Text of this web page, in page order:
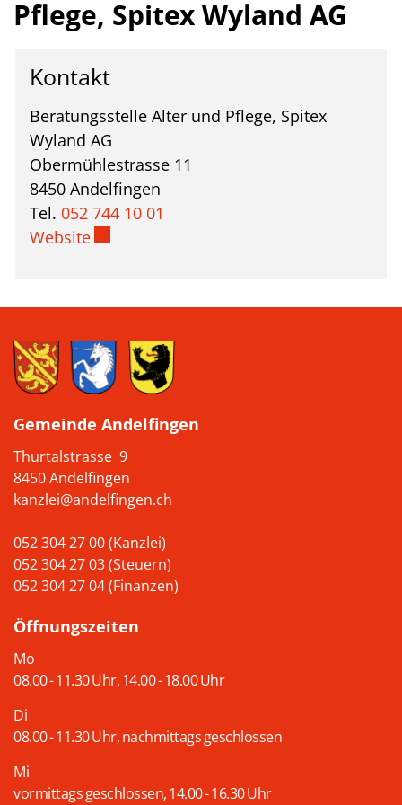
Pflege, Spitex Wyland AG
Kontakt
Beratungsstelle Alter und Pflege, Spitex
Wyland AG
Obermühlestrasse 11
8450 Andelfingen
Tel. 052 744 10 01
WebsiteExterner Link wird in einem neuen
Gemeinde Andelfingen
Thurtalstrasse 9
8450 Andelfingen
kanzlei@andelfingen.ch
052 304 27 00 (Kanzlei)
052 304 27 03 (Steuern)
052 304 27 04 (Finanzen)
Öffnungszeiten
Mo
08.00 - 11.30 Uhr, 14.00 - 18.00 Uhr
Di
08.00 - 11.30 Uhr, nachmittags geschlossen
Mi
vormittags geschlossen, 14.00 - 16.30 Uhr